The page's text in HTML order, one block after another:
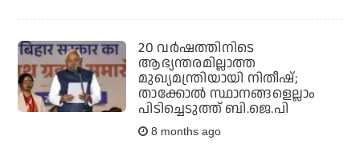
20 വര്‍ഷത്തിനിടെ
ആഭ്യന്തരമില്ലാത്ത
മുഖ്യമന്ത്രിയായി നിതീഷ്;
താക്കോല്‍ സ്ഥാനങ്ങളെല്ലാം
പിടിച്ചെടുത്ത് ബി.ജെ.പി
8 months ago